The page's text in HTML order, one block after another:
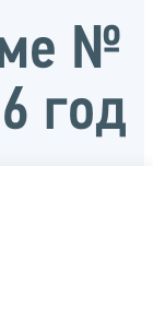
№
год